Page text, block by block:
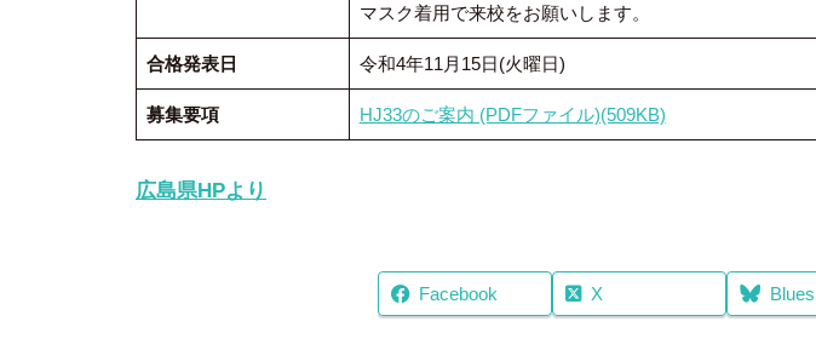
マスク着用で来校をお願いします。
合格発表日 令和4年11月15日(火曜日)
募集要項 HJ33のご案内 (PDFファイル)(509KB)
広島県HPより
Facebook X